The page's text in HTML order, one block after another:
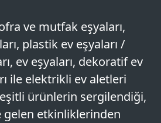
ve mutfak eşyaları,
plastik ev eşyaları /
ev eşyaları, dekoratif ev
ile elektrikli ev aletleri
ürünlerin sergilendiği,
etkinliklerinden